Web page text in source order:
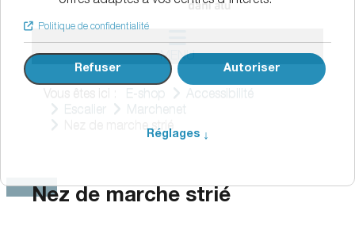
MENU
Vous êtes ici : E-shop
Accessibilité
Escalier
Marchenet
Nez de marche strié
Nez de marche strié